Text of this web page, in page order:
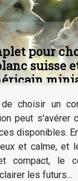
pour
suisse
choisir un
peut s'avérer
disponibles.
et calme, et
compact, le
les futurs...